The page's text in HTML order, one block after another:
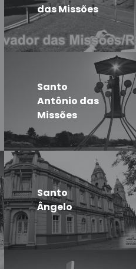
das Missões
Santo
Antônio das
Missões
Santo
Ângelo